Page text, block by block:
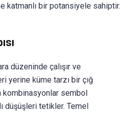
katmanlı bir potansiyele sahiptir.
düzeninde çalışır ve
yerine küme tarzı bir çığ
kombinasyonlar sembol
düşüşleri tetikler. Temel